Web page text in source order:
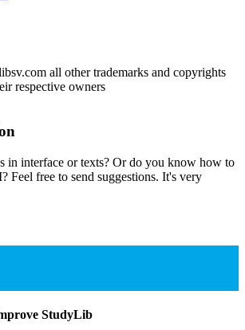
all other trademarks and copyrights
respective owners
in interface or texts? Or do you know how to
Feel free to send suggestions. It's very
StudyLib